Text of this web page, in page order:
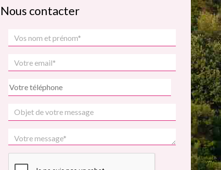
Nous contacter